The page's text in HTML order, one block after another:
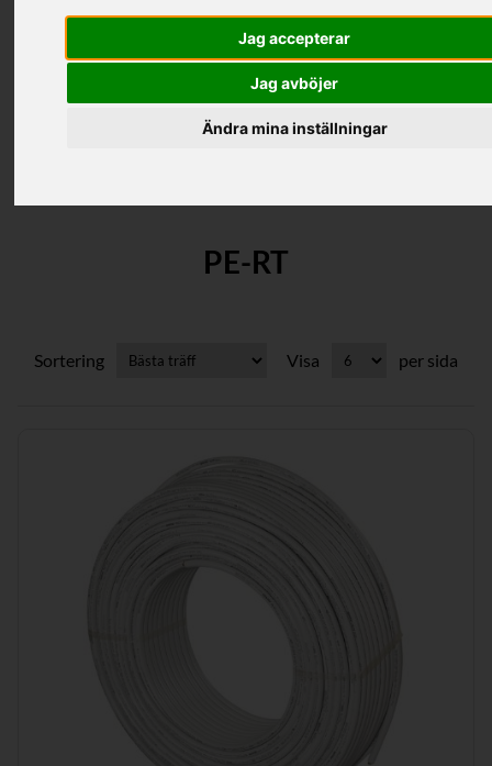
Jag accepterar
Jag avböjer
Ändra mina inställningar
/ PE-RT
PE-RT
Sortering Visa per sida